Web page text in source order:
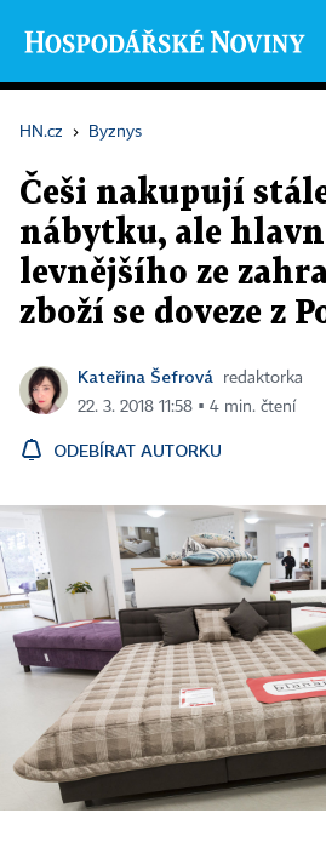
HN.cz › Byznys
Češi nakupují
nábytku, ale
levnějšího ze
zboží se doveze z
Kateřina Šefrová
redaktorka
22. 3. 2018 11:58 ▪ 4 min. čtení
ODEBÍRAT AUTORKU